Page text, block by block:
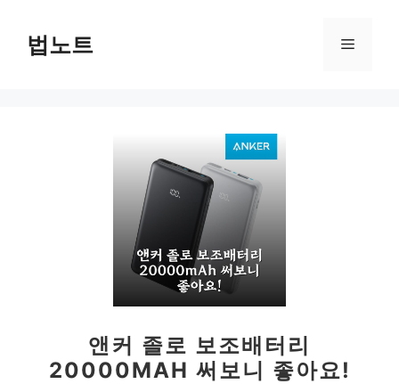
법노트 메
앤커 졸로 보조배터리
20000MAH 써보니 좋아요!